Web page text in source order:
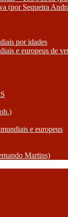
(por Sequeira
por idades
e europeus de
e europeus
Martins)